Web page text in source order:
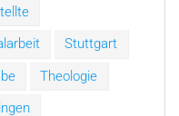
Stuttgart
Theologie